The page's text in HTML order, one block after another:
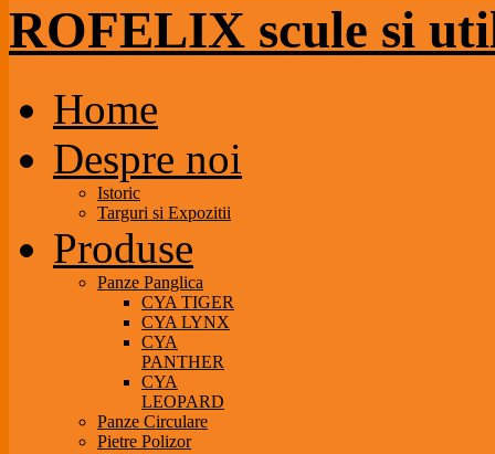
ROFELIX scule si
Home
Despre noi
Istoric
Targuri si Expozitii
Produse
Panze Panglica
CYA TIGER
CYA LYNX
CYA
PANTHER
CYA
LEOPARD
Panze Circulare
Pietre Polizor